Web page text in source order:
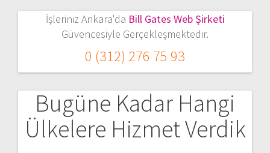
İşleriniz Ankara'da Bill Gates Web Şirketi
Güvencesiyle Gerçekleşmektedir.
0 (312) 276 75 93
Bugüne Kadar Hangi
Ülkelere Hizmet Verdik